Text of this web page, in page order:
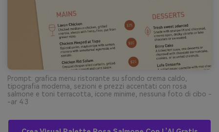
Prompt: grafica menu ristorante su sfondo crema caldo,
tipografia moderna, sezioni e prezzi accentati con rosa
salmone e toni terracotta, icone minime, nessuna foto di cibo -
-ar 4:3